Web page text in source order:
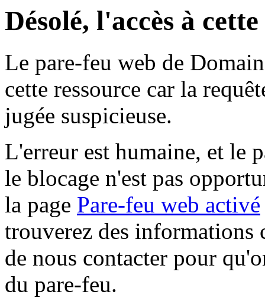
Désolé, l'accès à
Le pare-feu web de
cette ressource car la
jugée suspicieuse.
L'erreur est humaine, et le
le blocage n'est pas
la page Pare-feu web activé
trouverez des informations
de nous contacter pour
du pare-feu.